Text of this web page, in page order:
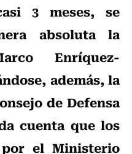
3 meses, se
absoluta la
Enríquez-
además, la
de Defensa
cuenta que los
el Ministerio